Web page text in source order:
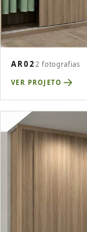
AR02 2 fotografias
VER PROJETO